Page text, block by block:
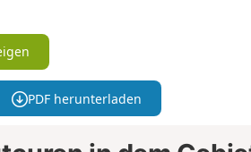
PDF herunterladen